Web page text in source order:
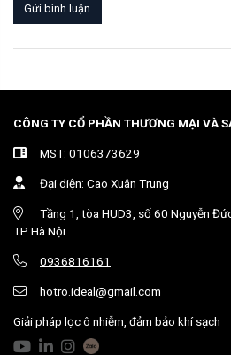
Gửi bình luận
CÔNG TY CỔ PHẦN THƯƠNG MẠI VÀ
MST: 0106373629
Đại diện: Cao Xuân Trung
Tầng 1, tòa HUD3, số 60 Nguyễn
TP Hà Nội
0936816161
hotro.ideal@gmail.com
Giải pháp lọc ô nhiễm, đảm bảo khí sạch